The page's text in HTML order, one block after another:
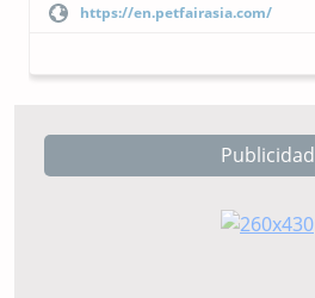
https://en.petfairasia.com/
Publicidad